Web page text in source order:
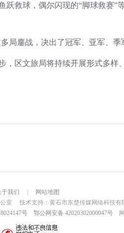
救球，偶尔闪现的“脚球救赛
鏖战，决出了冠军、亚军、季
文旅局将持续开展形式多样
于我们
网站地图
室 技术支持：黄石市东楚传媒网络科技有
号 鄂公网安备 42020302000047号 网